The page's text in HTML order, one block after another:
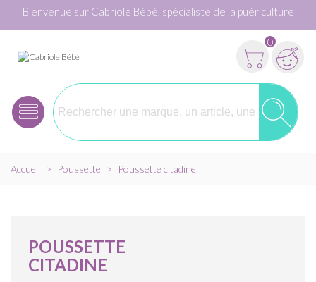
Bienvenue sur Cabriole Bébé, spécialiste de la puériculture
0
Accueil > Poussette > Poussette citadine
POUSSETTE
CITADINE